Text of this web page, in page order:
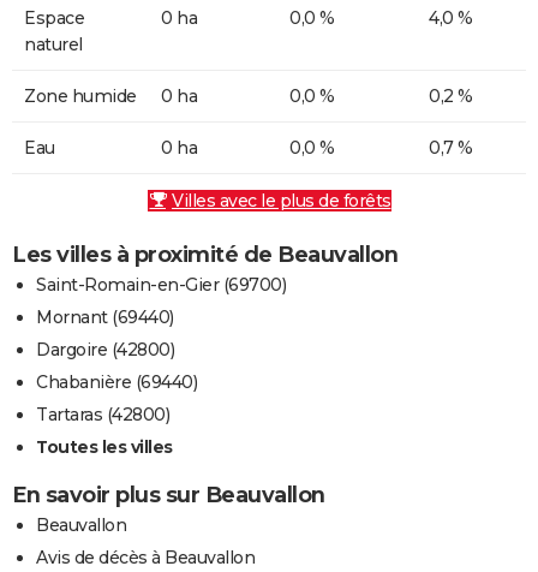
Espace
naturel
0 ha 0,0 % 4,0 %
Zone humide 0 ha 0,0 % 0,2 %
Eau 0 ha 0,0 % 0,7 %
Villes avec le plus de forêts
Les villes à proximité de Beauvallon
Saint-Romain-en-Gier (69700)
Mornant (69440)
Dargoire (42800)
Chabanière (69440)
Tartaras (42800)
Toutes les villes
En savoir plus sur Beauvallon
Beauvallon
Avis de décès à Beauvallon